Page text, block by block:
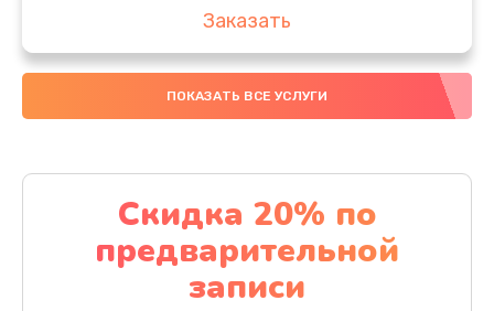
Заказать
Ремонт или замена термоблока
5000 руб.
Ремонт привода варочного блока
4000 руб.
Заказать
ПОКАЗАТЬ ВСЕ УСЛУГИ
Скидка 20% по
предварительной
записи